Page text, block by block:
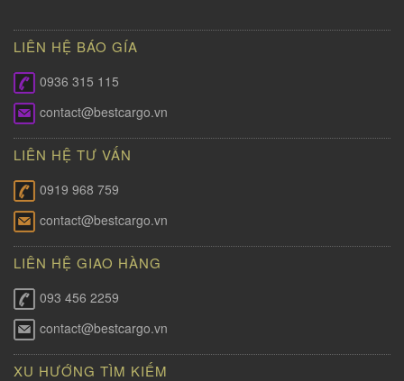
LIÊN HỆ BÁO GÍA
0936 315 115
contact@bestcargo.vn
LIÊN HỆ TƯ VẤN
0919 968 759
contact@bestcargo.vn
LIÊN HỆ GIAO HÀNG
093 456 2259
contact@bestcargo.vn
XU HƯỚNG TÌM KIẾM